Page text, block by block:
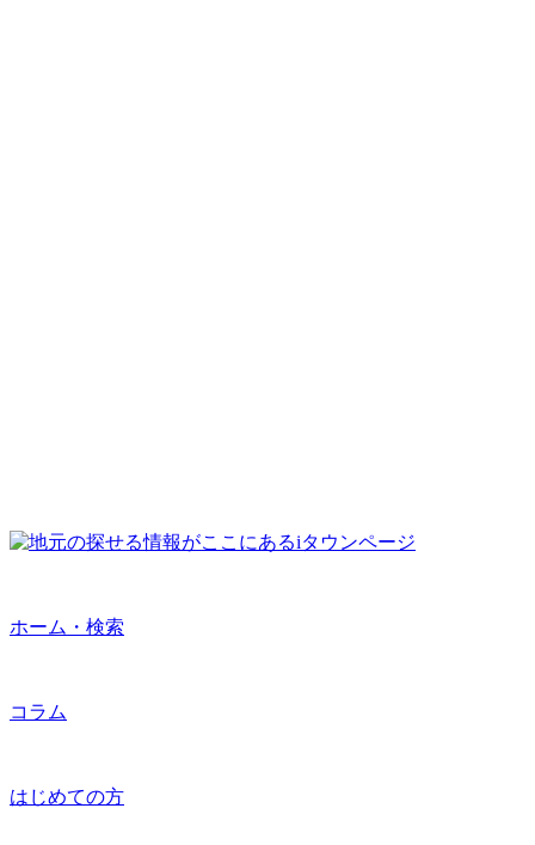
ホーム・検索
コラム
はじめての方